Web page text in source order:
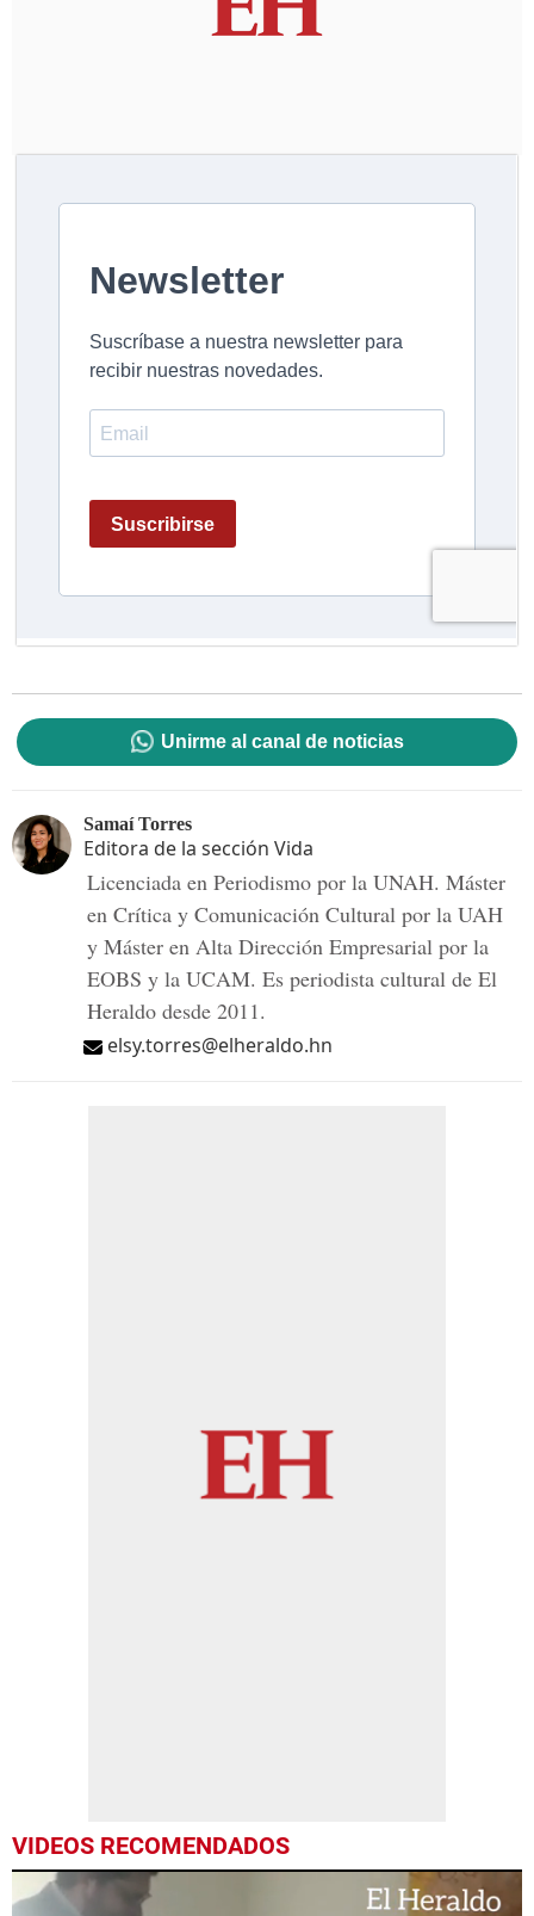
Unirme al canal de noticias
Samaí Torres
Editora de la sección Vida
Licenciada en Periodismo por la UNAH. Máster
en Crítica y Comunicación Cultural por la UAH
y Máster en Alta Dirección Empresarial por la
EOBS y la UCAM. Es periodista cultural de El
Heraldo desde 2011.
elsy.torres@elheraldo.hn
VIDEOS RECOMENDADOS